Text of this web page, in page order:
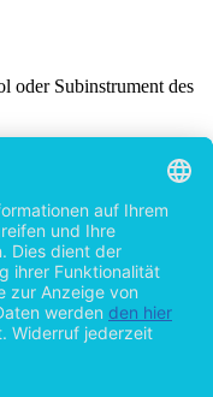
oder Subinstrument des
Media GmbH powered